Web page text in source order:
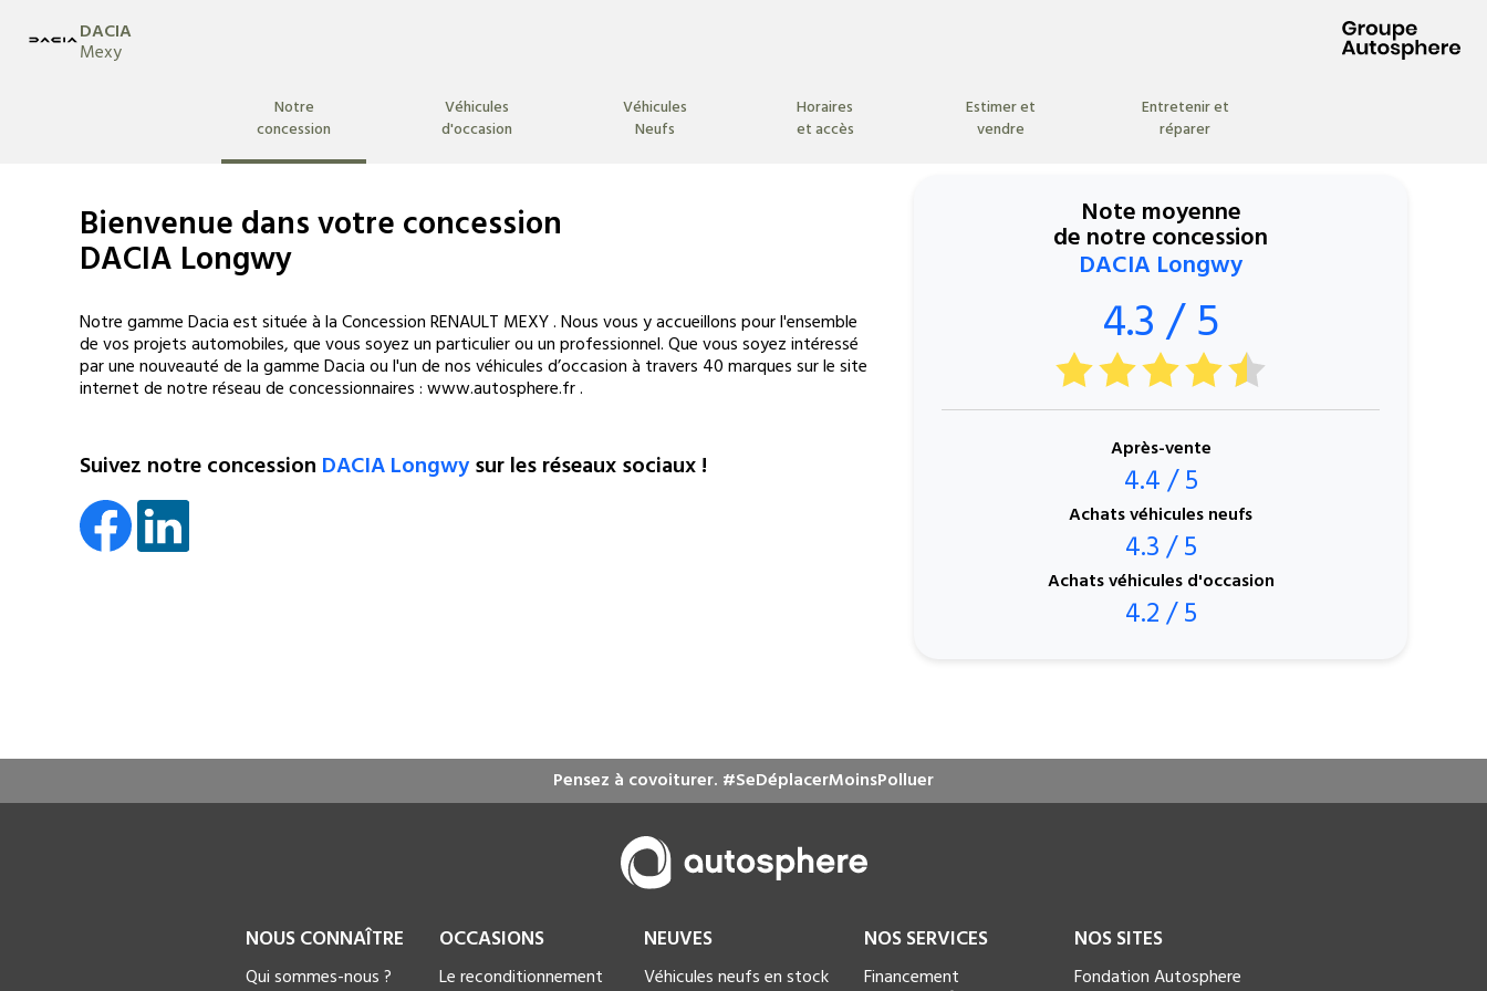
DACIA
Mexy
Notre
concession
Véhicules
d'occasion
Véhicules
Neufs
Horaires
et accès
Estimer et
vendre
Entretenir et
réparer
Bienvenuedans votre concession
DACIA Longwy
Notre gamme Dacia est située à la Concession RENAULT MEXY . Nous vous y accueillons pour l'ensemble
de vos projets automobiles, que vous soyez un particulier ou un professionnel. Que vous soyez intéressé
par une nouveauté de la gamme Dacia ou l'un de nos véhicules d’occasion à travers 40 marques sur le site
internet de notre réseau de concessionnaires : www.autosphere.fr .
Note moyenne
de notre concession
DACIA Longwy
4.3 / 5
Après-vente
4.4 / 5
Achats véhicules neufs
4.3 / 5
Achats véhicules d'occasion
4.2 / 5
Suivez notre concession DACIA Longwysur les réseaux sociaux !
Pensez à covoiturer. #SeDéplacerMoinsPolluer
NOUS CONNAÎTRE
Qui sommes-nous ?
OCCASIONS
Le reconditionnement
NEUVES
Véhicules neufs en stock
NOS SERVICES
Financement
NOS SITES
Fondation Autosphere